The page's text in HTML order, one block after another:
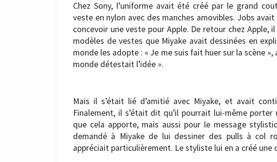
Chez Sony, l’uniforme avait été créé par le grand
veste en nylon avec des manches amovibles. Jobs
concevoir une veste pour Apple. De retour chez
modèles de vestes que Miyake avait dessinées en
monde les adopte : « Je me suis fait huer sur la scène
monde détestait l’idée ».
Mais il s’était lié d’amitié avec Miyake, et avait
Finalement, il s’était dit qu’il pourrait lui-même
que cela apporte, mais aussi pour le message
demandé à Miyake de lui dessiner des pulls à col
appréciait particulièrement. Le styliste lui en a créé une